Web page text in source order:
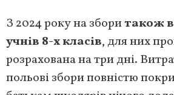
З 2024 року на зборитакож
учнів 8-х класів, для них
розрахована на три дні.
польові збори повністю